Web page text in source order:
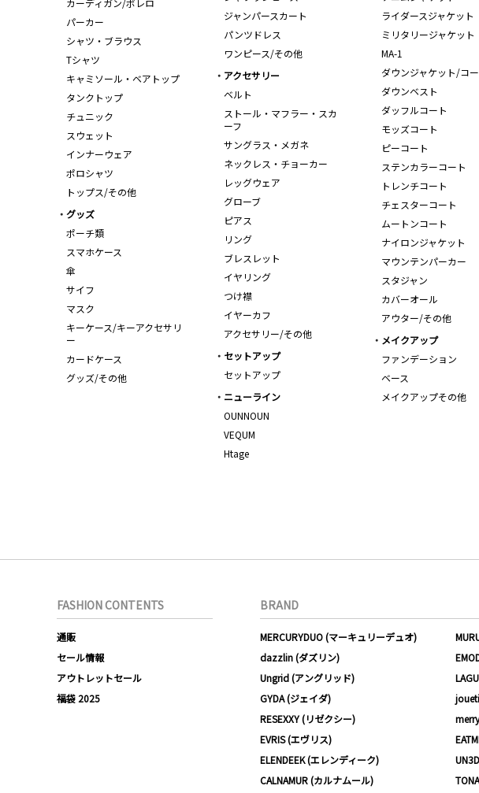
カーディガン/ボレロ
パーカー
シャツ・ブラウス
Tシャツ
キャミソール・ベアトップ
タンクトップ
チュニック
スウェット
インナーウェア
ポロシャツ
トップス/その他
ジャンパースカート
パンツドレス
ワンピース/その他
ライダースジャケット
ミリタリージャケット
MA-1
ダウンジャケット/コ
ダウンベスト
ダッフルコート
モッズコート
ピーコート
ステンカラーコート
トレンチコート
チェスターコート
ムートンコート
ナイロンジャケット
マウンテンパーカー
スタジャン
カバーオール
アウター/その他
アクセサリー
ベルト
ストール・マフラー・スカ
ーフ
サングラス・メガネ
ネックレス・チョーカー
レッグウェア
グローブ
ピアス
リング
ブレスレット
イヤリング
つけ襟
イヤーカフ
アクセサリー/その他
グッズ
ポーチ類
スマホケース
傘
サイフ
マスク
キーケース/キーアクセサリ
ー
カードケース
グッズ/その他
メイクアップ
ファンデーション
ベース
メイクアップその他
セットアップ
セットアップ
ニューライン
OUNNOUN
VEQUM
Htage
FASHION CONTENTS
通販
セール情報
アウトレットセール
福袋 2025
BRAND
MERCURYDUO (マーキュリーデュオ)
dazzlin (ダズリン)
Ungrid (アングリッド)
GYDA (ジェイダ)
RESEXXY (リゼクシー)
EVRIS (エヴリス)
ELENDEEK (エレンディーク)
CALNAMUR (カルナムール)